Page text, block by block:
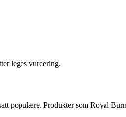
leges vurdering.
populære. Produkter som Royal